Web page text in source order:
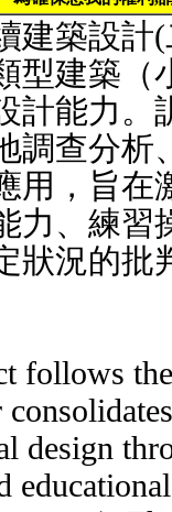
建築設計
型建築（
計能力。
調查分析
用，旨在
力、練習
狀況的批
follows
design